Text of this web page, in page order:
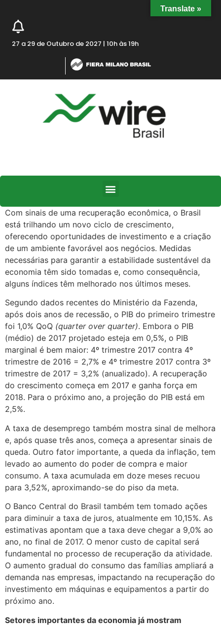
27 a 29 de Outubro de 2027 | 10h às 19h
Com sinais de uma recuperação econômica, o Brasil
está trilhando um novo ciclo de crescimento,
oferecendo oportunidades de investimento e a criação
de um ambiente favorável aos negócios. Medidas
necessárias para garantir a estabilidade sustentável da
economia têm sido tomadas e, como consequência,
alguns índices têm melhorado nos últimos meses.
Segundo dados recentes do Ministério da Fazenda,
após dois anos de recessão, o PIB do primeiro trimestre
foi 1,0% QoQ (quarter over quarter). Embora o PIB
(médio) de 2017 projetado esteja em 0,5%, o PIB
marginal é bem maior: 4º trimestre 2017 contra 4º
trimestre de 2016 = 2,7% e 4º trimestre 2017 contra 3º
trimestre de 2017 = 3,2% (anualizado). A recuperação
do crescimento começa em 2017 e ganha força em
2018. Para o próximo ano, a projeção do PIB está em
2,5%.
A taxa de desemprego também mostra sinal de melhora
e, após quase três anos, começa a apresentar sinais de
queda. Outro fator importante, a queda da inflação, tem
levado ao aumento do poder de compra e maior
consumo. A taxa acumulada em doze meses recuou
para 3,52%, aproximando-se do piso da meta.
O Banco Central do Brasil também tem tomado ações
para diminuir a taxa de juros, atualmente em 10,15%. As
estimativas apontam que a taxa deve chegar a 9,0% ao
ano, no final de 2017. O menor custo de capital será
fundamental no processo de recuperação da atividade.
O aumento gradual do consumo das famílias ampliará a
demanda nas empresas, impactando na recuperação do
investimento em máquinas e equipamentos a partir do
próximo ano.
Setores importantes da economia já mostram
Translate »